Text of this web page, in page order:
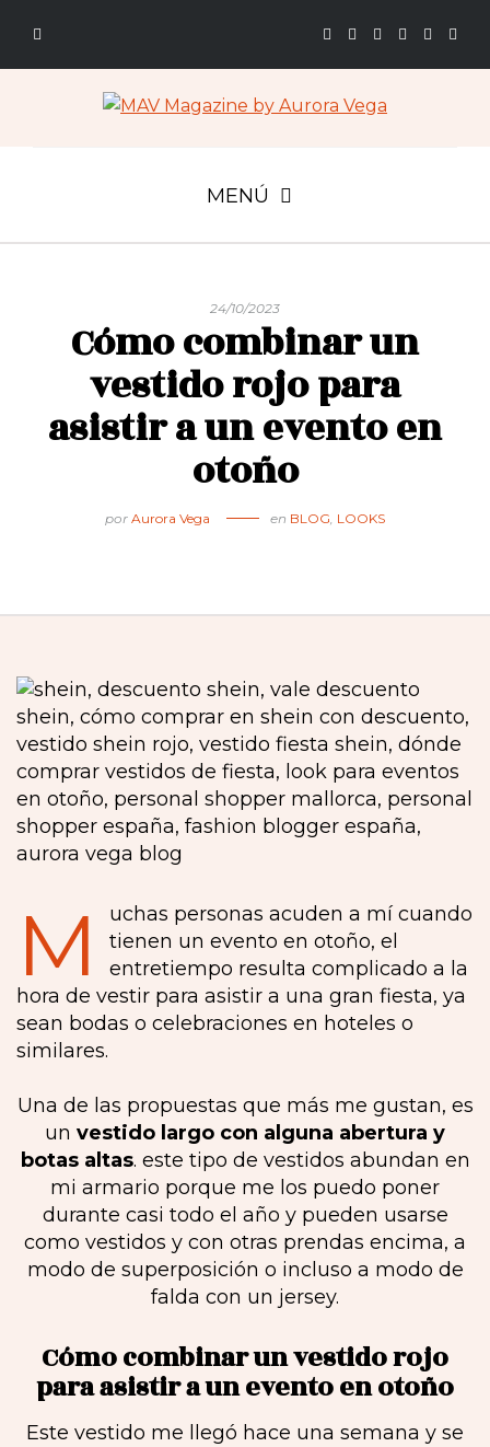
MENÚ
24/10/2023
Cómo combinar un
vestido rojo para
asistir a un evento en
otoño
por Aurora Vega en BLOG, LOOKS
M
uchas personas acuden a mí cuando
tienen un evento en otoño, el
entretiempo resulta complicado a la
hora de vestir para asistir a una gran fiesta, ya
sean bodas o celebraciones en hoteles o
similares.
Una de las propuestas que más me gustan, es
un vestido largo con alguna abertura y
botas altas. este tipo de vestidos abundan en
mi armario porque me los puedo poner
durante casi todo el año y pueden usarse
como vestidos y con otras prendas encima, a
modo de superposición o incluso a modo de
falda con un jersey.
Cómo combinar un vestido rojo
para asistir a un evento en otoño
Este vestido me llegó hace una semana y se